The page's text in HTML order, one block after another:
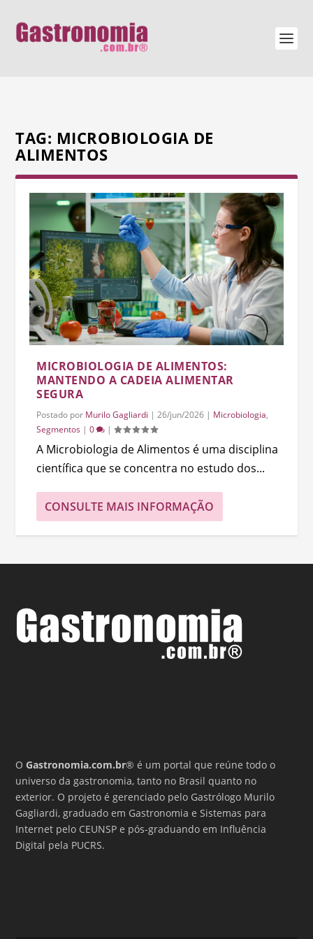
TAG: MICROBIOLOGIA DE
ALIMENTOS
MICROBIOLOGIA DE ALIMENTOS:
MANTENDO A CADEIA ALIMENTAR
SEGURA
Postado por Murilo Gagliardi |26/jun/2026 | Microbiologia,
Segmentos |0 |
A Microbiologia de Alimentos é uma disciplina
científica que se concentra no estudo dos...
CONSULTE MAIS INFORMAÇÃO
OGastronomia.com.br® é um portal que reúne todo o
universo da gastronomia, tanto no Brasil quanto no
exterior. O projeto é gerenciado pelo Gastrólogo Murilo
Gagliardi, graduado em Gastronomia e Sistemas para
Internet pelo CEUNSP e pós-graduando em Influência
Digital pela PUCRS.